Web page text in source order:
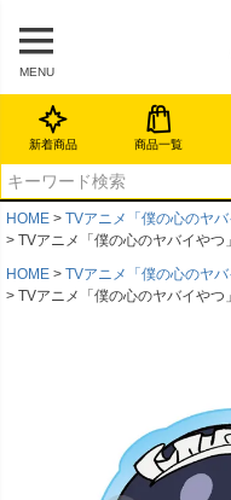
MENU
新着商品 商品一覧
HOME
TVアニメ「僕の心のヤバ
TVアニメ「僕の心のヤバイや
HOME
TVアニメ「僕の心のヤバ
TVアニメ「僕の心のヤバイや